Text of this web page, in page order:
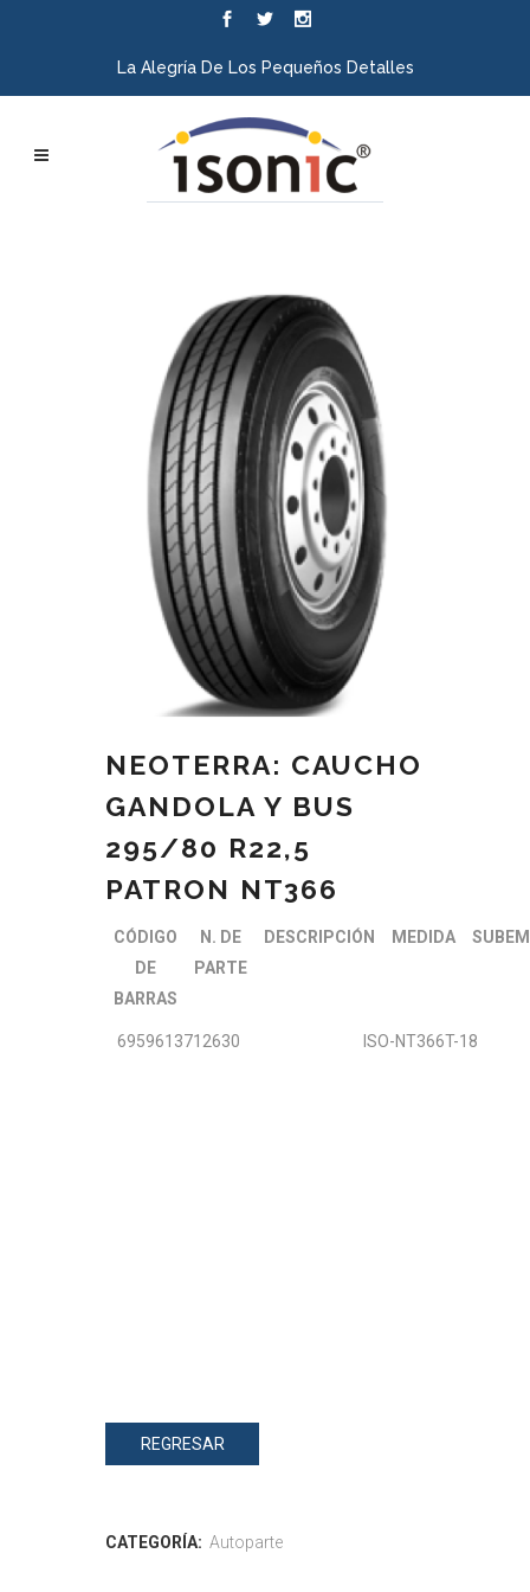
La Alegría De Los Pequeños Detalles
NEOTERRA: CAUCHO
GANDOLA Y BUS
295/80 R22,5
PATRON NT366
CÓDIGO
DE
BARRAS
N. DE
PARTE
DESCRIPCIÓN MEDIDA
6959613712630 ISO-NT366T-18
REGRESAR
CATEGORÍA: Autoparte